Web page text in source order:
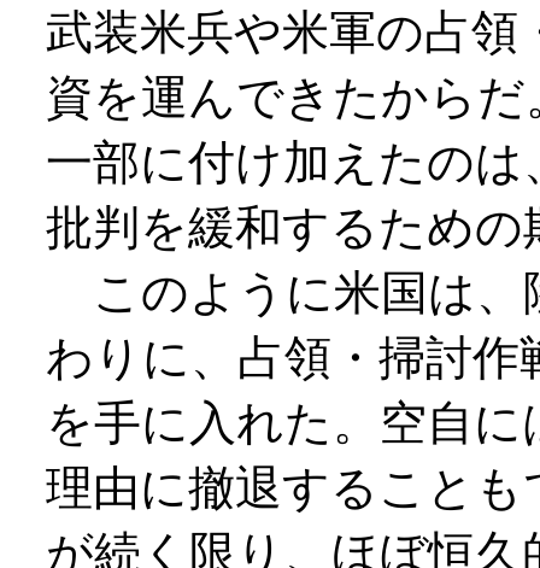
武装米兵や米軍の占
資を運んできたから
一部に付け加えたの
批判を緩和するため
このように米国は、
わりに、占領・掃討
を手に入れた。空自
理由に撤退すること
が続く限り、ほぼ恒